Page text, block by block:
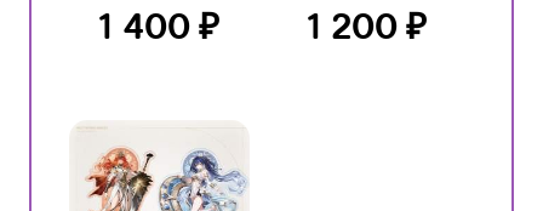
1 400 ₽ 1 200 ₽